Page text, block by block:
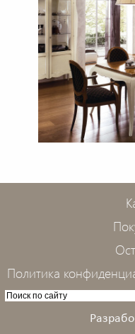
Политика